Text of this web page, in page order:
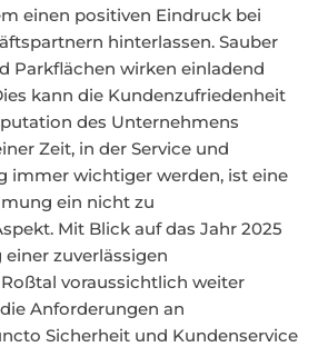
einen positiven Eindruck bei
hinterlassen. Sauber
Parkflächen wirken einladend
kann die Kundenzufriedenheit
des Unternehmens
Zeit, in der Service und
immer wichtiger werden, ist eine
ein nicht zu
Mit Blick auf das Jahr 2025
zuverlässigen
voraussichtlich weiter
Anforderungen an
Sicherheit und Kundenservice